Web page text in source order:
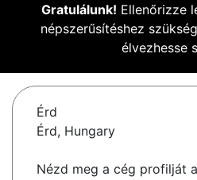
Gratulálunk! Ellenőrizze
népszerűsítéshez
élvezhesse
Érd
Érd, Hungary
Nézd meg a cég profilját a